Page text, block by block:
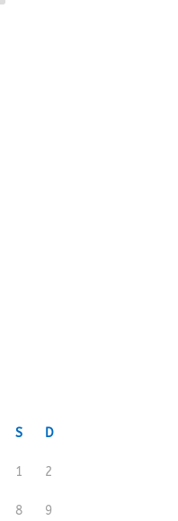
S D
1 2
8 9